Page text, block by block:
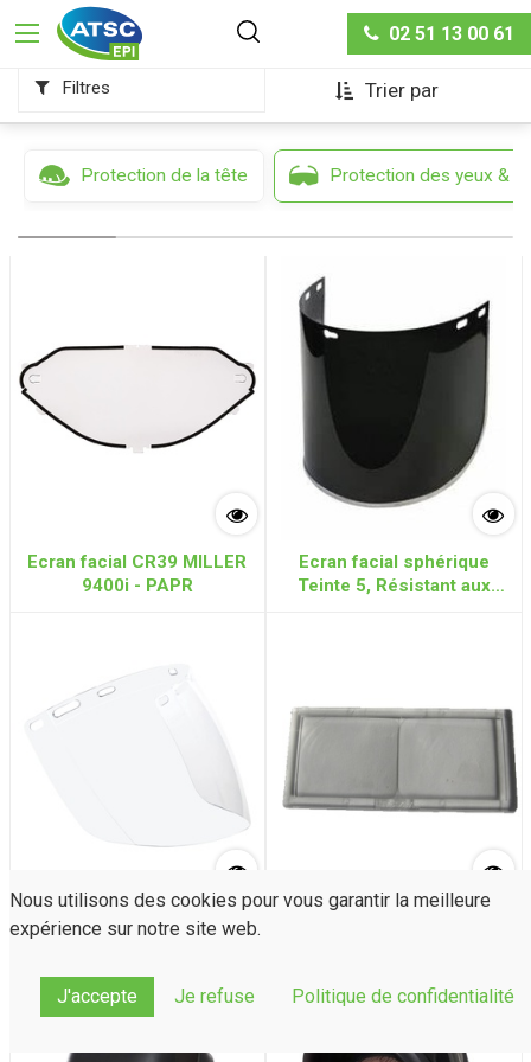
02 51 13 00 61
Protection des yeux & du visage
Filtres Trier par
Protection de la tête Protection des yeux &
Ecran facial CR39 MILLER
9400i - PAPR
Ecran facial sphérique
Teinte 5, Résistant aux
Ecran facial sphérique en
Polycarbonate rigide et
Nous utilisons des cookies pour vous garantir la meilleure
expérience sur notre site web.
J'accepte Je refuse Politique de confidentialité